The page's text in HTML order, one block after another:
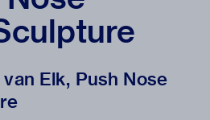
Elk, Push Nose